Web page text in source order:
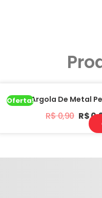
Oferta!Argola De Metal
R$0,90 R$